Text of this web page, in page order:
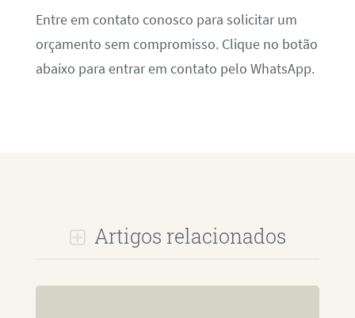
Entre em contato conosco para solicitar um
orçamento sem compromisso. Clique no botão
abaixo para entrar em contato pelo WhatsApp.
Artigos relacionados